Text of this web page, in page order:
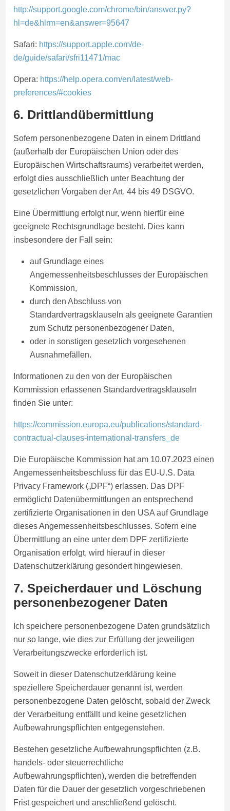
http://support.google.com/chrome/bin/answer.py?
hl=de&hlrm=en&answer=95647
Safari: https://support.apple.com/de-
de/guide/safari/sfri11471/mac
Opera: https://help.opera.com/en/latest/web-
preferences/#cookies
6. Drittlandübermittlung
Sofern personenbezogene Daten in einem Drittland
(außerhalb der Europäischen Union oder des
Europäischen Wirtschaftsraums) verarbeitet werden,
erfolgt dies ausschließlich unter Beachtung der
gesetzlichen Vorgaben der Art. 44 bis 49 DSGVO.
Eine Übermittlung erfolgt nur, wenn hierfür eine
geeignete Rechtsgrundlage besteht. Dies kann
insbesondere der Fall sein:
auf Grundlage eines
Angemessenheitsbeschlusses der Europäischen
Kommission,
durch den Abschluss von
Standardvertragsklauseln als geeignete Garantien
zum Schutz personenbezogener Daten,
oder in sonstigen gesetzlich vorgesehenen
Ausnahmefällen.
Informationen zu den von der Europäischen
Kommission erlassenen Standardvertragsklauseln
finden Sie unter:
https://commission.europa.eu/publications/standard-
contractual-clauses-international-transfers_de
Die Europäische Kommission hat am 10.07.2023 einen
Angemessenheitsbeschluss für das EU-U.S. Data
Privacy Framework („DPF“) erlassen. Das DPF
ermöglicht Datenübermittlungen an entsprechend
zertifizierte Organisationen in den USA auf Grundlage
dieses Angemessenheitsbeschlusses. Sofern eine
Übermittlung an eine unter dem DPF zertifizierte
Organisation erfolgt, wird hierauf in dieser
Datenschutzerklärung gesondert hingewiesen.
7. Speicherdauer und Löschung
personenbezogener Daten
Ich speichere personenbezogene Daten grundsätzlich
nur so lange, wie dies zur Erfüllung der jeweiligen
Verarbeitungszwecke erforderlich ist.
Soweit in dieser Datenschutzerklärung keine
speziellere Speicherdauer genannt ist, werden
personenbezogene Daten gelöscht, sobald der Zweck
der Verarbeitung entfällt und keine gesetzlichen
Aufbewahrungspflichten entgegenstehen.
Bestehen gesetzliche Aufbewahrungspflichten (z.B.
handels- oder steuerrechtliche
Aufbewahrungspflichten), werden die betreffenden
Daten für die Dauer der gesetzlich vorgeschriebenen
Frist gespeichert und anschließend gelöscht.